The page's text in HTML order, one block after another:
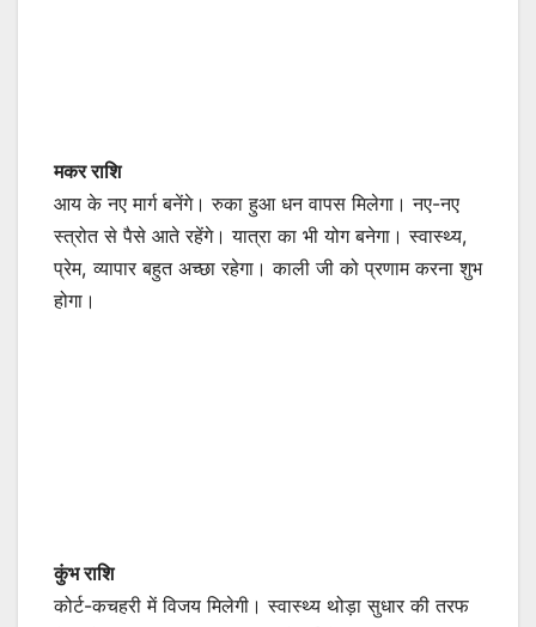
मकर राशि
आय के नए मार्ग बनेंगे। रुका हुआ धन वापस मिलेगा। नए-नए
स्त्रोत से पैसे आते रहेंगे। यात्रा का भी योग बनेगा। स्वास्थ्य,
प्रेम, व्यापार बहुत अच्छा रहेगा। काली जी को प्रणाम करना शुभ
होगा।
कुंभ राशि
कोर्ट-कचहरी में विजय मिलेगी। स्वास्थ्य थोड़ा सुधार की तरफ